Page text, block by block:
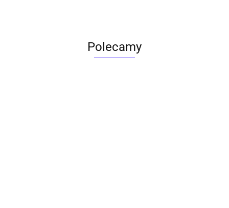
Polecamy